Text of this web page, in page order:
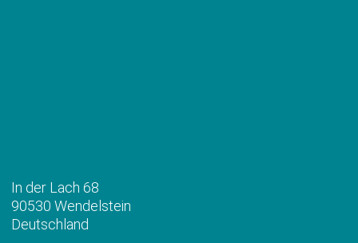
In der Lach 68
90530 Wendelstein
Deutschland